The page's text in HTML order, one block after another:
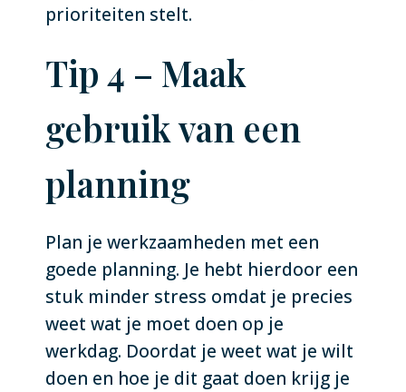
prioriteiten stelt.
Tip 4 – Maak
gebruik van een
planning
Plan je werkzaamheden met een
goede planning. Je hebt hierdoor een
stuk minder stress omdat je precies
weet wat je moet doen op je
werkdag. Doordat je weet wat je wilt
doen en hoe je dit gaat doen krijg je